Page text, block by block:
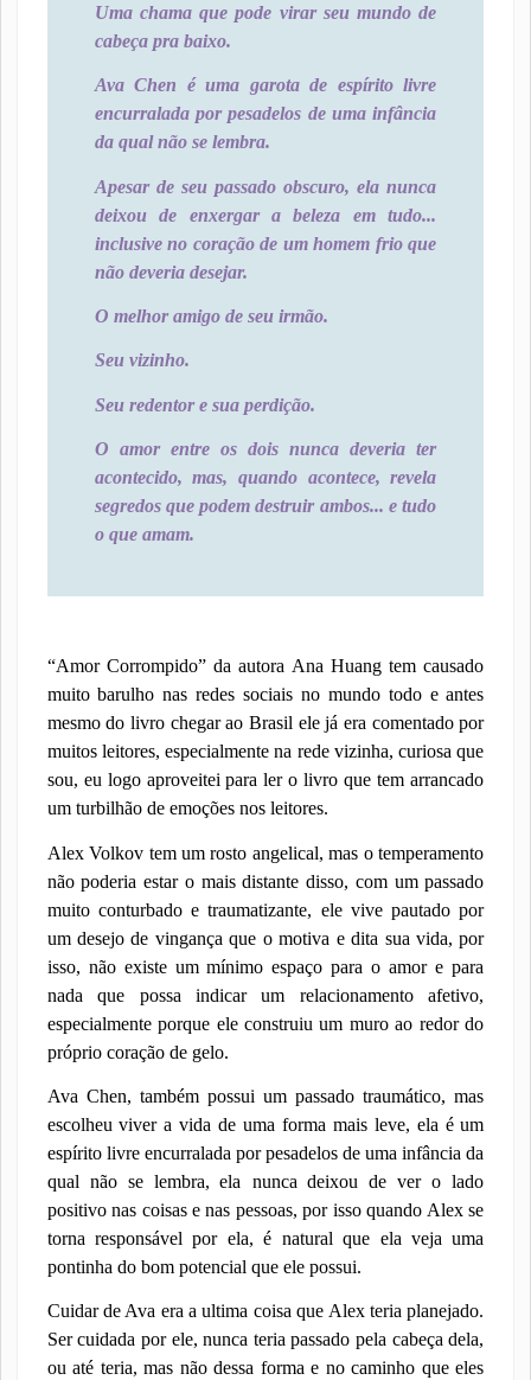
Uma chama que pode virar seu mundo de
cabeça pra baixo.
Ava Chen é uma garota de espírito livre
encurralada por pesadelos de uma infância
da qual não se lembra.
Apesar de seu passado obscuro, ela nunca
deixou de enxergar a beleza em tudo...
inclusive no coração de um homem frio que
não deveria desejar.
O melhor amigo de seu irmão.
Seu vizinho.
Seu redentor e sua perdição.
O amor entre os dois nunca deveria ter
acontecido, mas, quando acontece, revela
segredos que podem destruir ambos... e tudo
o que amam.
“Amor Corrompido” da autora Ana Huang tem causado
muito barulho nas redes sociais no mundo todo e antes
mesmo do livro chegar ao Brasil ele já era comentado por
muitos leitores, especialmente na rede vizinha, curiosa que
sou, eu logo aproveitei para ler o livro que tem arrancado
um turbilhão de emoções nos leitores.
Alex Volkov tem um rosto angelical, mas o temperamento
não poderia estar o mais distante disso, com um passado
muito conturbado e traumatizante, ele vive pautado por
um desejo de vingança que o motiva e dita sua vida, por
isso, não existe um mínimo espaço para o amor e para
nada que possa indicar um relacionamento afetivo,
especialmente porque ele construiu um muro ao redor do
próprio coração de gelo.
Ava Chen, também possui um passado traumático, mas
escolheu viver a vida de uma forma mais leve, ela é um
espírito livre encurralada por pesadelos de uma infância da
qual não se lembra, ela nunca deixou de ver o lado
positivo nas coisas e nas pessoas, por isso quando Alex se
torna responsável por ela, é natural que ela veja uma
pontinha do bom potencial que ele possui.
Cuidar de Ava era a ultima coisa que Alex teria planejado.
Ser cuidada por ele, nunca teria passado pela cabeça dela,
ou até teria, mas não dessa forma e no caminho que eles